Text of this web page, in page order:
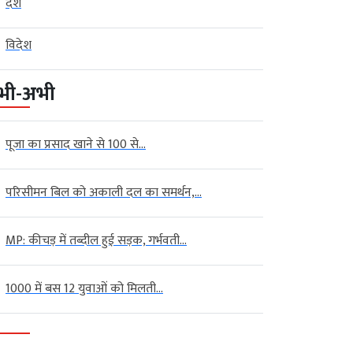
गुणवत्ता मानकों के अनुरूप है
08, 2026 Girish
बड़ी खबर
करे सरकार...
विदेश
अभी
पूजा का प्रसाद खाने से 100 से...
परिसीमन बिल को अकाली दल का समर्थन,...
MP: कीचड़ में तब्दील हुई सड़क, गर्भवती...
1000 में बस 12 युवाओं को मिलती...